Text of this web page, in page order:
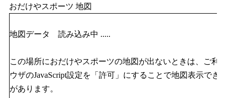
おだけやスポーツ 地図
地図データ 読み込み中 .....
この場所におだけやスポーツの地図が出ないときは、ご利
ウザのJavaScript設定を「許可」にすることで地図表示でき
があります。